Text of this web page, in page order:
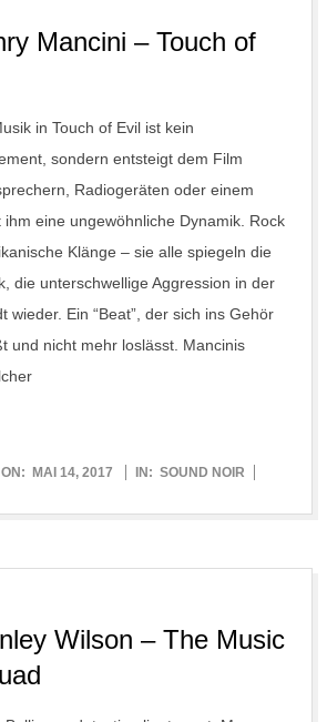
Mancini – Touch of
in Touch of Evil ist kein
sondern entsteigt dem Film
Radiogeräten oder einem
ihm eine ungewöhnliche Dynamik. Rock
Klänge – sie alle spiegeln die
die unterschwellige Aggression in der
wieder. Ein “Beat”, der sich ins Gehör
und nicht mehr loslässt. Mancinis
ON: MAI 14, 2017 IN: SOUND NOIR
Wilson – The Music